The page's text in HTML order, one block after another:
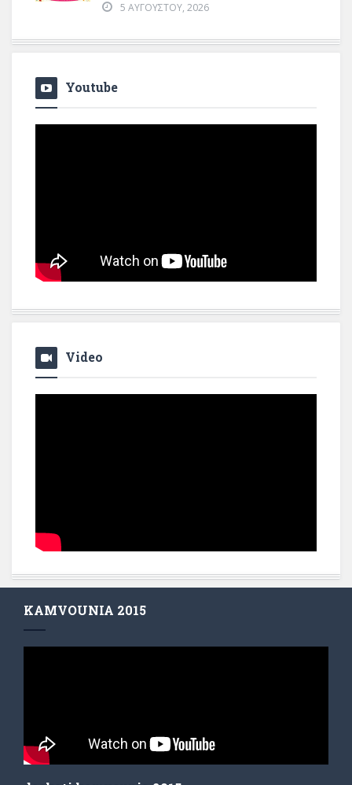
5 ΑΥΓΟΎΣΤΟΥ, 2026
Youtube
Video
KAMVOUNIA 2015